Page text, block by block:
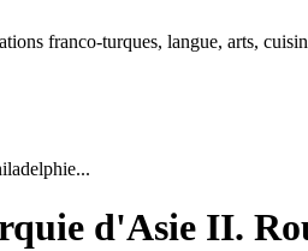
franco-turques, langue, arts,
d'Asie II.